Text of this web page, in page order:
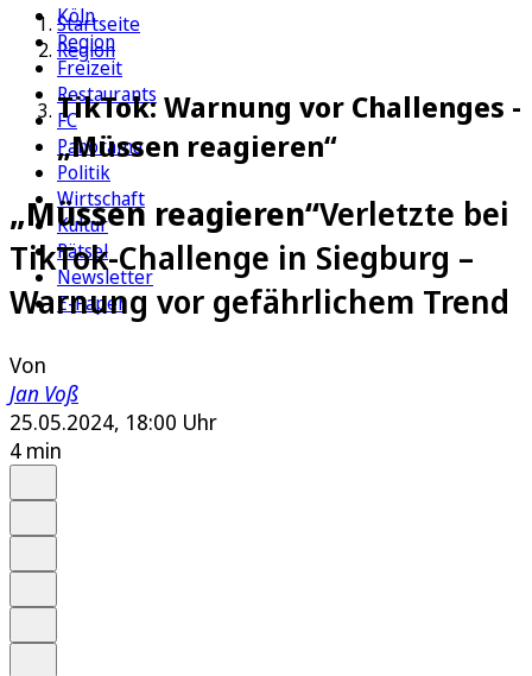
Köln
Region
Freizeit
Restaurants
FC
Panorama
Politik
Wirtschaft
Kultur
Rätsel
Newsletter
E-Paper
Startseite
Region
TikTok: Warnung vor Challenges -
„Müssen reagieren“
„Müssen reagieren“Verletzte bei
TikTok-Challenge in Siegburg –
Warnung vor gefährlichem Trend
Von
Jan Voß
25.05.2024, 18:00 Uhr
4 min